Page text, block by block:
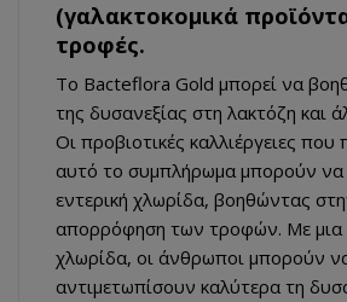
(γαλακτοκομικά
τροφές.
Το Bacteflora Gold μπορεί να
της δυσανεξίας στη λακτόζη και
Οι προβιοτικές καλλιέργειες που
αυτό το συμπλήρωμα μπορούν να
εντερική χλωρίδα, βοηθώντας
απορρόφηση των τροφών. Με μια
χλωρίδα, οι άνθρωποι μπορούν
αντιμετωπίσουν καλύτερα τη